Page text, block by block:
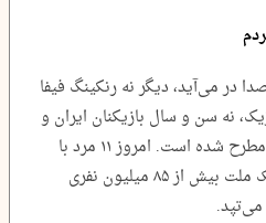
در می‌آید، دیگر نه رنکینگ فیفا
نه سن و سال بازیکنان ایران و
نه انتقاداتی که در این چند روز مطرح شده است. امروز ۱۱ مرد با
پیراهن سپید و سرخ، نماینده یک ملت بیش از ۸۵ میلیون نفری